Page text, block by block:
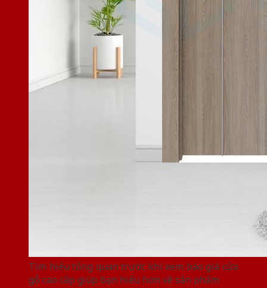
Tìm hiểu tổng quan trước khi xem báo giá cửa
gỗ cao cấp giúp bạn hiểu hơn về sản phẩm